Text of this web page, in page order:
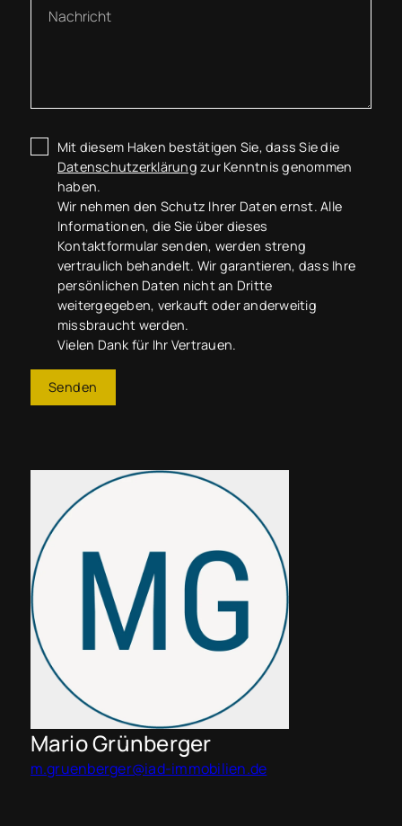
Mit diesem Haken bestätigen Sie, dass Sie die
Datenschutzerklärung zur Kenntnis genommen
haben.
Wir nehmen den Schutz Ihrer Daten ernst. Alle
Informationen, die Sie über dieses
Kontaktformular senden, werden streng
vertraulich behandelt. Wir garantieren, dass Ihre
persönlichen Daten nicht an Dritte
weitergegeben, verkauft oder anderweitig
missbraucht werden.
Vielen Dank für Ihr Vertrauen.
Senden
Mario Grünberger
m.gruenberger@iad-immobilien.de